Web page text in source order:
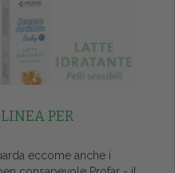
PER
eccome anche i